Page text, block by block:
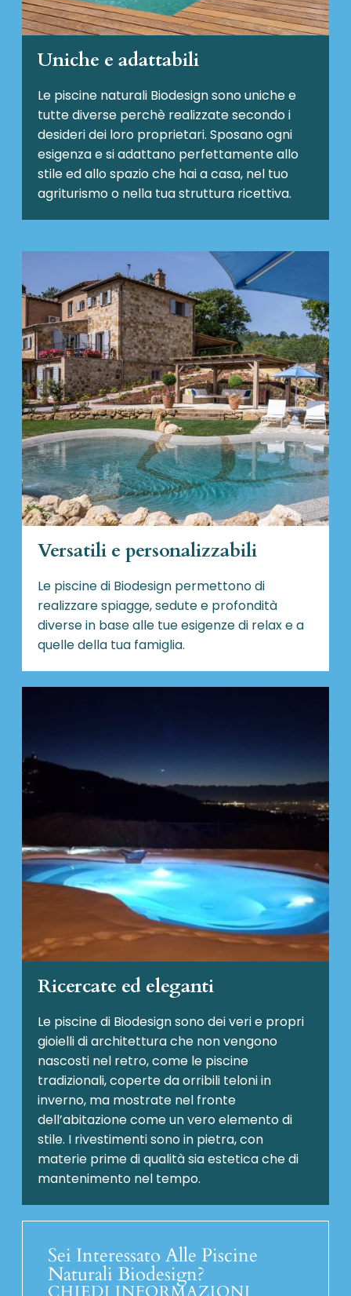
Uniche e adattabili
Le piscine naturali Biodesignsono uniche e
tutte diverse perchè realizzate secondo i
desideri dei loro proprietari. Sposano ogni
esigenza e si adattano perfettamente allo
stile ed allo spazio che hai a casa, nel tuo
agriturismo o nella tua struttura ricettiva.
Versatili e personalizzabili
Le piscine di Biodesign permettono di
realizzare spiagge, sedute e profondità
diverse in base alle tue esigenze di relax e a
quelle della tua famiglia.
Ricercate ed eleganti
Le piscine di Biodesign sono dei veri e propri
gioielli di architettura che non vengono
nascosti nel retro, come le piscine
tradizionali, coperte da orribili teloni in
inverno, ma mostrate nel fronte
dell’abitazione come un vero elemento di
stile. I rivestimenti sono in pietra, con
materie prime di qualità sia estetica che di
mantenimento nel tempo.
Sei Interessato Alle Piscine
Naturali Biodesign?
CHIEDI INFORMAZIONI